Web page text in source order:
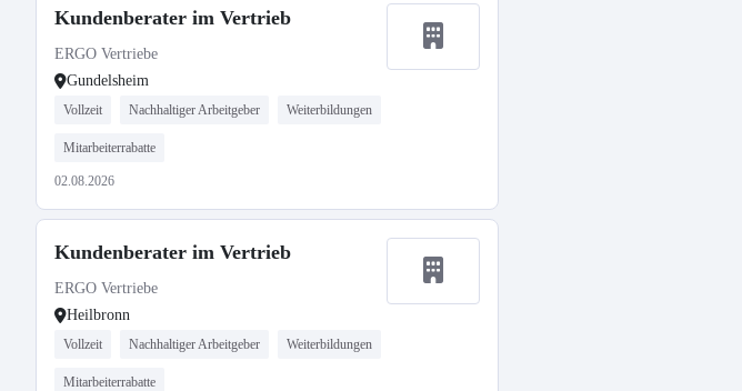
Kundenberater im Vertrieb
ERGO Vertriebe
Gundelsheim
Vollzeit Nachhaltiger Arbeitgeber Weiterbildungen
Mitarbeiterrabatte
02.08.2026
Kundenberater im Vertrieb
ERGO Vertriebe
Heilbronn
Vollzeit Nachhaltiger Arbeitgeber Weiterbildungen
Mitarbeiterrabatte